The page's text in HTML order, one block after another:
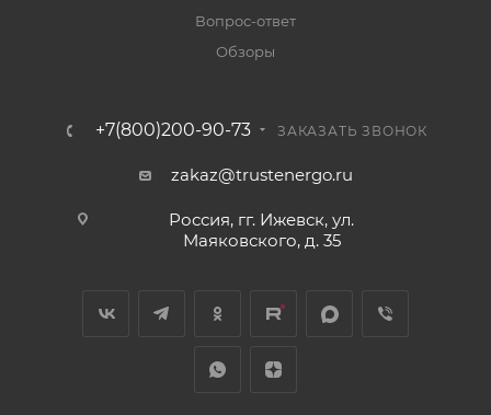
Вопрос-ответ
Обзоры
+7(800)200-90-73 ЗАКАЗАТЬ ЗВОНОК
zakaz@trustenergo.ru
Россия, гг. Ижевск, ул.
Маяковского, д. 35